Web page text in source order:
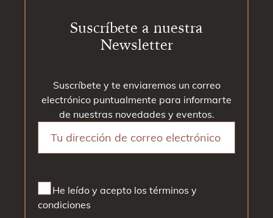
Suscríbete a nuestra
Newsletter
Suscríbete y te enviaremos un correo
electrónico puntualmente para informarte
de nuestras novedades y eventos.
He leído y acepto los términos y
condiciones